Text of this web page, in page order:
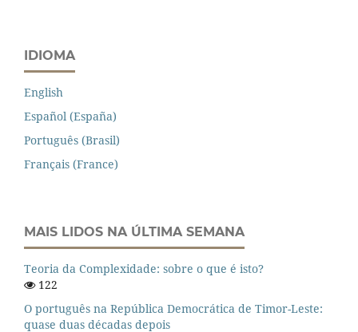
IDIOMA
English
Español (España)
Português (Brasil)
Français (France)
MAIS LIDOS NA ÚLTIMA SEMANA
Teoria da Complexidade: sobre o que é isto?
122
O português na República Democrática de Timor-Leste:
quase duas décadas depois